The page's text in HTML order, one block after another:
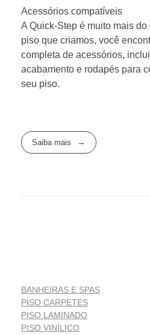
Acessórios compatíveis
A Quick-Step é muito mais
piso que criamos, você
completa de acessórios,
acabamento e rodapés para
seu piso.
Saiba mais
BANHEIRAS E SPAS
PISO CARPETES
PISO LAMINADO
PISO VINÍLICO